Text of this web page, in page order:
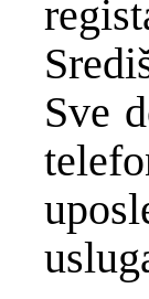
Sve